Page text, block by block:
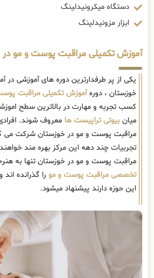
دستگاه میکرونیدلینگ
ابزار مزونیدلینگ
آموزش تکمیلی مراقبت پوست و مو
یکی از پر طرفدارترین دوره های آموزشی
خوزستان ، دورهآموزش تکمیلی مراقبت
کسب تجربه و مهارت در بالاترین سطح
میانبیوتی تراپیست ها معروف شوند.
مراقبت پوست و مو در خوزستان شرکت می
تجربیات چند دهه این مرکز بهره مند
مراقبت پوست و مو در خوزستان تنها به
تخصصی مراقبت پوست و مو
این حوزه دارند پیشنهاد میشود.